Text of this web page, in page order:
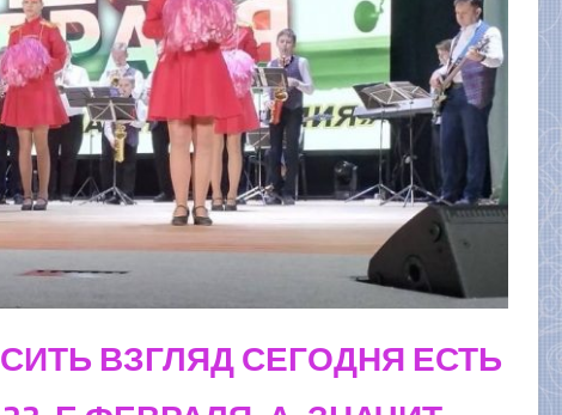
ВЗГЛЯД СЕГОДНЯ ЕСТЬ